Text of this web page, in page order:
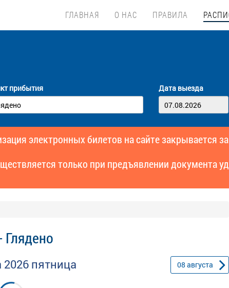
ГЛАВНАЯ О НАС ПРАВИЛА
прибытия Дата выезда
электронных билетов на сайте закрывается
только при предъявлении документа
Глядено
2026 пятница 08 августа